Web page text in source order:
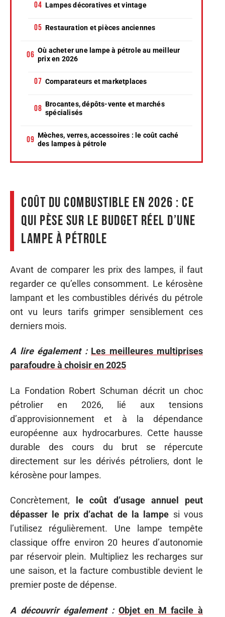
Lampes décoratives et vintage
Restauration et pièces anciennes
Où acheter une lampe à pétrole au meilleur
prix en 2026
Comparateurs et marketplaces
Brocantes, dépôts-vente et marchés
spécialisés
Mèches, verres, accessoires : le coût caché
des lampes à pétrole
Coût du combustible en 2026 : ce
qui pèse sur le budget réel d’une
lampe à pétrole
Avant de comparer les prix des lampes, il faut
regarder ce qu’elles consomment. Le kérosène
lampant et les combustibles dérivés du pétrole
ont vu leurs tarifs grimper sensiblement ces
derniers mois.
A lire également : Les meilleures multiprises
parafoudre à choisir en 2025
La Fondation Robert Schuman décrit un choc
pétrolier en 2026, lié aux tensions
d’approvisionnement et à la dépendance
européenne aux hydrocarbures. Cette hausse
durable des cours du brut se répercute
directement sur les dérivés pétroliers, dont le
kérosène pour lampes.
Concrètement,
le coût d’usage annuel peut
dépasser le prix d’achat de la lampe si vous
l’utilisez régulièrement. Une lampe tempête
classique offre environ 20 heures d’autonomie
par réservoir plein. Multipliez les recharges sur
une saison, et la facture combustible devient le
premier poste de dépense.
A découvrir également : Objet en M facile à